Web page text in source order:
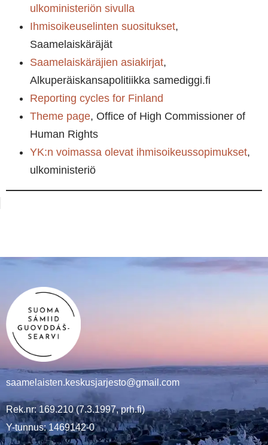
ulkoministeriön sivulla
Ihmisoikeuselinten suositukset,
Saamelaiskäräjät
Saamelaiskäräjien asiakirjat,
Alkuperäiskansapolitiikka samediggi.fi
Reporting cycles for Finland
Theme page, Office of High Commissioner of
Human Rights
YK:n voimassa olevat ihmisoikeussopimukset,
ulkoministeriö
saamelaisten.keskusjarjesto@gmail.com
Rek.nr: 169.210 (7.3.1997, prh.fi)
Y-tunnus: 1469142-0